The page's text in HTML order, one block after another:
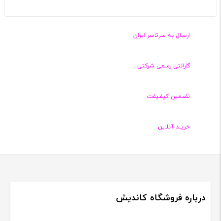
ارسـال به سرتاسر ایران
گارانتی رسمی شرکتی
تضـمین کیفـیفت
خریــد آنلاین
درباره فروشگاه کاندیش